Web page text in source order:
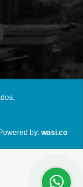
Powered by: wasi.co